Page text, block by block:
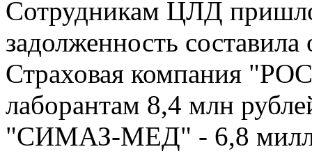
Сотрудникам ЦЛД
задолженность
Страховая компания
лаборантам 8,4 млн
"СИМАЗ-МЕД" - 6,8